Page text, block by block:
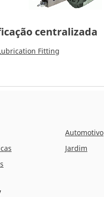
centralizada
Fitting
Automotivo
Jardim